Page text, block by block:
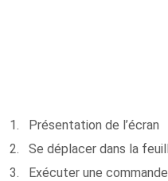
1. Présentation de l’écran
2. Se déplacer dans la
3. Exécuter une commande